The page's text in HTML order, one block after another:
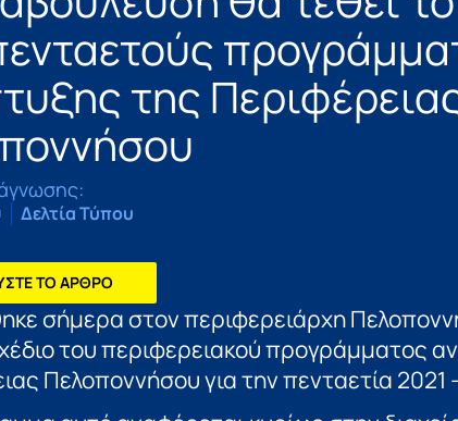
της
Δελτία Τύπου
ΤΟ ΑΡΘΡΟ
σήμερα στον περιφερειάρχη
του περιφερειακού προγράμματος
Πελοποννήσου για την πενταετία 2021